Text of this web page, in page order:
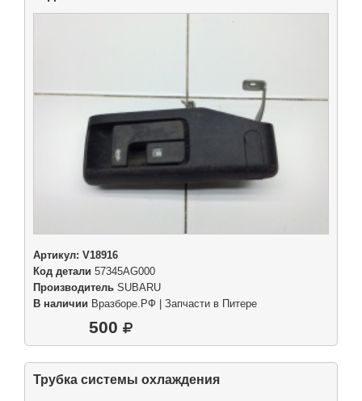
Артикул: V18916
Код детали 57345AG000
Производитель SUBARU
В наличии Вразборе.РФ | Запчасти в Питере
500
Трубка системы охлаждения